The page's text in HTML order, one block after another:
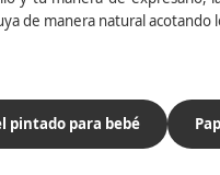
de manera natural
pintado para bebé